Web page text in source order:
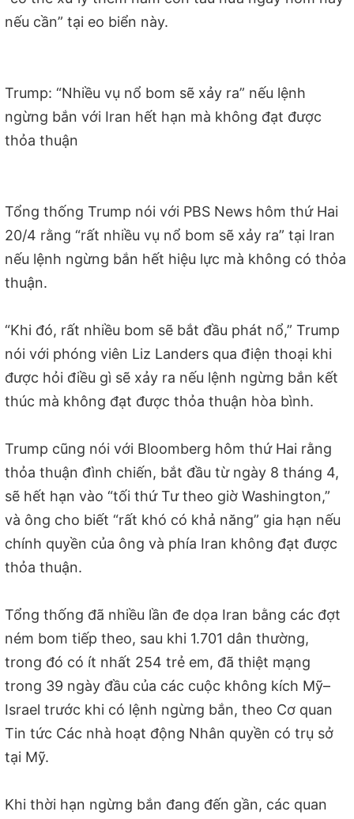
nếu cần” tại eo biển này.
Trump: “Nhiều vụ nổ bom sẽ xảy ra” nếu lệnh
ngừng bắn với Iran hết hạn mà không đạt được
thỏa thuận
Tổng thống Trump nói với PBS News hôm thứ Hai
20/4 rằng “rất nhiều vụ nổ bom sẽ xảy ra” tại Iran
nếu lệnh ngừng bắn hết hiệu lực mà không có thỏa
thuận.
“Khi đó, rất nhiều bom sẽ bắt đầu phát nổ,” Trump
nói với phóng viên Liz Landers qua điện thoại khi
được hỏi điều gì sẽ xảy ra nếu lệnh ngừng bắn kết
thúc mà không đạt được thỏa thuận hòa bình.
Trump cũng nói với Bloomberg hôm thứ Hai rằng
thỏa thuận đình chiến, bắt đầu từ ngày 8 tháng 4,
sẽ hết hạn vào “tối thứ Tư theo giờ Washington,”
và ông cho biết “rất khó có khả năng” gia hạn nếu
chính quyền của ông và phía Iran không đạt được
thỏa thuận.
Tổng thống đã nhiều lần đe dọa Iran bằng các đợt
ném bom tiếp theo, sau khi 1.701 dân thường,
trong đó có ít nhất 254 trẻ em, đã thiệt mạng
trong 39 ngày đầu của các cuộc không kích Mỹ–
Israel trước khi có lệnh ngừng bắn, theo Cơ quan
Tin tức Các nhà hoạt động Nhân quyền có trụ sở
tại Mỹ.
Khi thời hạn ngừng bắn đang đến gần, các quan